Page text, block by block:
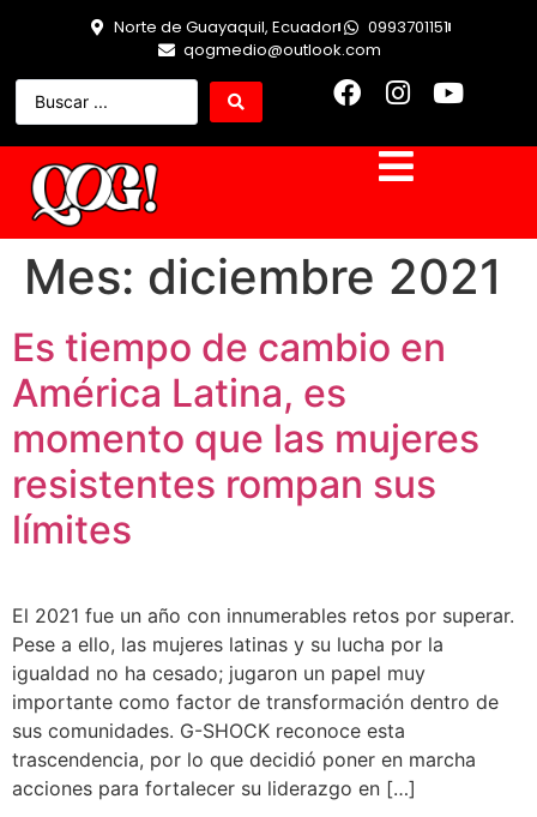
Norte de Guayaquil, Ecuador
0993701151
qogmedio@outlook.com
Mes: diciembre 2021
Es tiempo de cambio en
América Latina, es
momento que las mujeres
resistentes rompan sus
límites
El 2021 fue un año con innumerables retos por superar.
Pese a ello, las mujeres latinas y su lucha por la
igualdad no ha cesado; jugaron un papel muy
importante como factor de transformación dentro de
sus comunidades. G-SHOCK reconoce esta
trascendencia, por lo que decidió poner en marcha
acciones para fortalecer su liderazgo en […]